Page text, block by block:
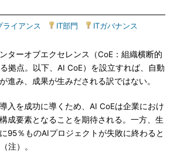
ライアンス IT部門 ITガバナンス
ターオブエクセレンス（CoE：組織横断的
拠点。以下、AI CoE）を設立すれば、自動
進み、成果が生みだされる訳ではない。
入を成功に導くため、AI CoEは企業におけ
成要素となることを期待される。一方、生
95％ものAIプロジェクトが失敗に終わると
注）。